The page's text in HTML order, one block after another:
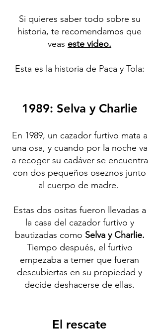
Si quieres saber todo sobre su
historia, te recomendamos que
veas este video.
Esta es la historia de Paca y Tola:
1989: Selva y Charlie
En 1989, un cazador furtivo mata a
una osa, y cuando por la noche va
a recoger su cadáver se encuentra
con dos pequeños oseznos junto
al cuerpo de madre.
Estas dos ositas fueron llevadas a
la casa del cazador furtivo y
bautizadas como Selva y Charlie.
Tiempo después, el furtivo
empezaba a temer que fueran
descubiertas en su propiedad y
decide deshacerse de ellas.
El rescate